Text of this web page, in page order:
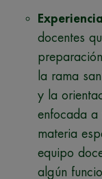
docentes
la rama
y la
enfocada a
materia
equipo
algún